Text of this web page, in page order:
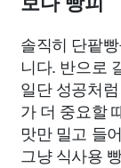
솔직히 단팥
니다. 반으로
일단 성공처
가 더 중요할
맛만 밀고 들
그냥 식사용